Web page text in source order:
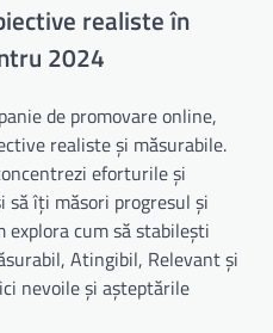
realiste în
2024
de promovare online,
realiste și măsurabile.
eforturile și
să îți măsori progresul și
explora cum să stabilești
Atingibil, Relevant și
nevoile și așteptările